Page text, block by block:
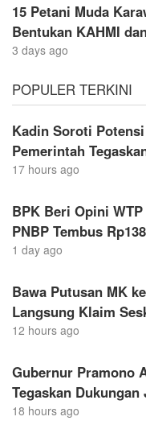
15 Petani Muda
Bentukan KAHMI
3 days ago
POPULER TERKINI
Kadin Soroti
Pemerintah
17 hours ago
BPK Beri Opini
PNBP Tembus
1 day ago
Bawa Putusan MK
Langsung Klaim
12 hours ago
Gubernur Pramono
Tegaskan
18 hours ago